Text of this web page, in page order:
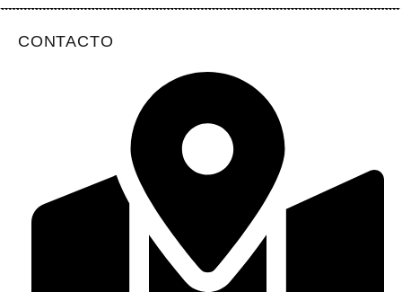
CONTACTO